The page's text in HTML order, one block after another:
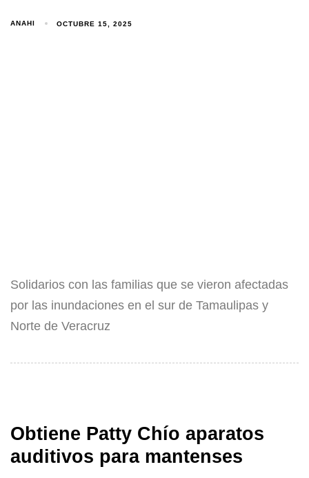
ANAHI OCTUBRE 15, 2025
Solidarios con las familias que se vieron afectadas
por las inundaciones en el sur de Tamaulipas y
Norte de Veracruz
Obtiene Patty Chío aparatos
auditivos para mantenses